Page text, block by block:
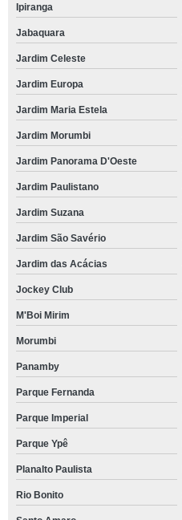
Ipiranga
Jabaquara
Jardim Celeste
Jardim Europa
Jardim Maria Estela
Jardim Morumbi
Jardim Panorama D'Oeste
Jardim Paulistano
Jardim Suzana
Jardim São Savério
Jardim das Acácias
Jockey Club
M'Boi Mirim
Morumbi
Panamby
Parque Fernanda
Parque Imperial
Parque Ypê
Planalto Paulista
Rio Bonito